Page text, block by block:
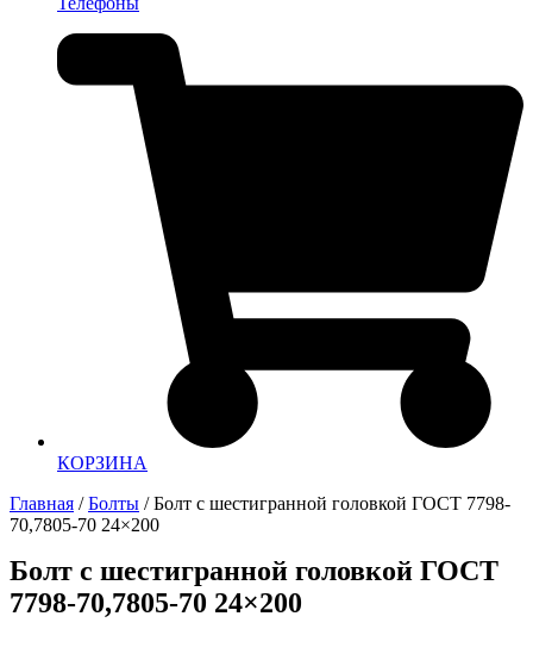
КОРЗИНА
Главная /Болты / Болт с шестигранной головкой ГОСТ 7798-
70,7805-70 24×200
Болт с шестигранной головкой ГОСТ
7798-70,7805-70 24×200